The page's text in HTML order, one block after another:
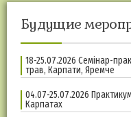
Будущие
18-25.07.2026 Семінар-
трав, Карпати, Яремче
04.07-25.07.2026
Карпатах